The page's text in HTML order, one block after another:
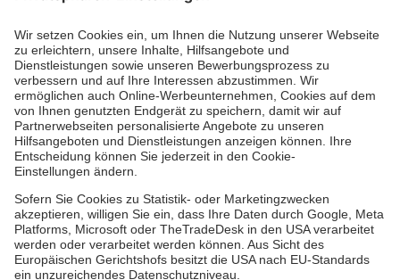
Die Johanniter GmbH führt das Spendenzertifikat
des Deutschen Spendenrats e.V.
Dienste & Leistungen